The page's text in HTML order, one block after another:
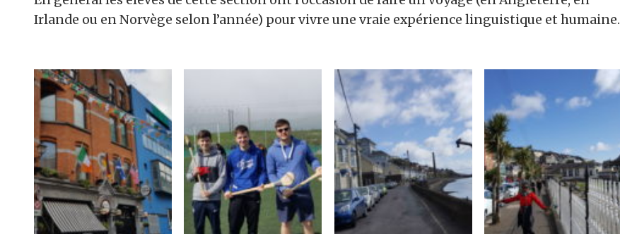
Irlande ou en Norvège selon l’année) pour vivre une vraie expérience linguistique et humaine.